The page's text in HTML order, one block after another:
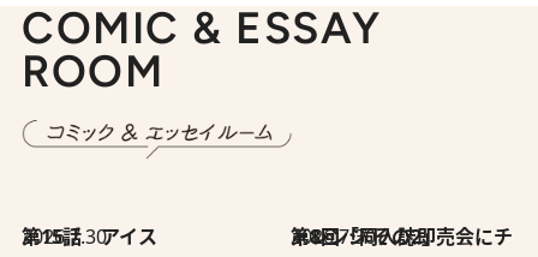
COMIC & ESSAY
ROOM
2026.7.30
第15話 アイス 2026.7.30
第8回「同人誌即売会にチャレンジ その2」